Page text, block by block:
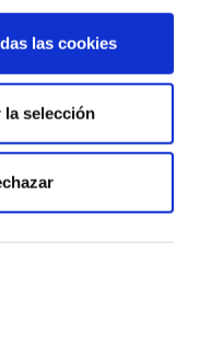
las cookies
la selección